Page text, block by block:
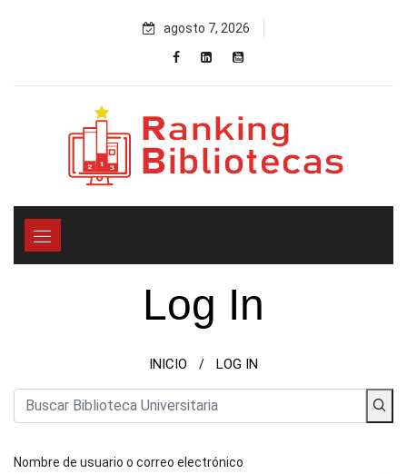
agosto 7, 2026
Log In
INICIO / LOG IN
Nombre de usuario o correo electrónico